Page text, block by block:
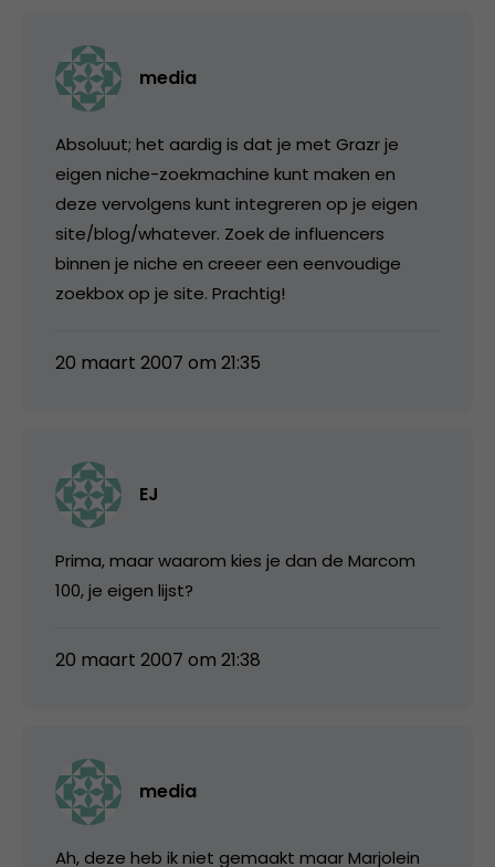
media
Absoluut; het aardig is dat je met Grazr je
eigen niche-zoekmachine kunt maken en
deze vervolgens kunt integreren op je eigen
site/blog/whatever. Zoek de influencers
binnen je niche en creeer een eenvoudige
zoekbox op je site. Prachtig!
20 maart 2007 om 21:35
EJ
Prima, maar waarom kies je dan de Marcom
100, je eigen lijst?
20 maart 2007 om 21:38
media
Ah, deze heb ik niet gemaakt maar Marjolein